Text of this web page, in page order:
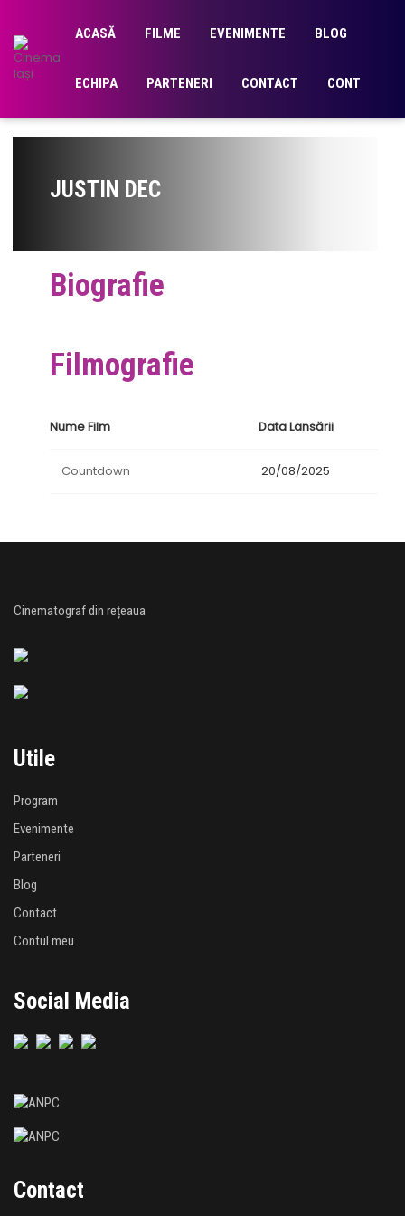
ACASĂ FILME EVENIMENTE BLOG
ECHIPA PARTENERI CONTACT CONT
JUSTIN DEC
Biografie
Filmografie
Nume Film Data Lansării
Countdown 20/08/2025
Cinematograf din rețeaua
Utile
Program
Evenimente
Parteneri
Blog
Contact
Contul meu
Social Media
Contact